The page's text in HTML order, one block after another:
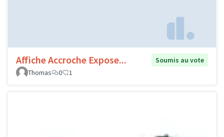
Affiche Accroche Expose...
Soumis au vote
Thomas
0 1